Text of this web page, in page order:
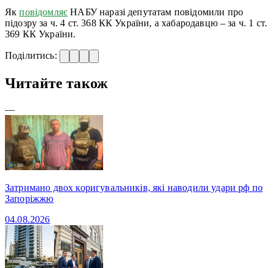
Якповідомляє НАБУ наразі депутатам повідомили про
підозру за ч. 4 ст. 368 КК України, а хабародавцю – за ч. 1 ст.
369 КК України.
Поділитись:
Читайте також
—
Затримано двох коригувальників, які наводили удари рф по
Запоріжжю
04.08.2026